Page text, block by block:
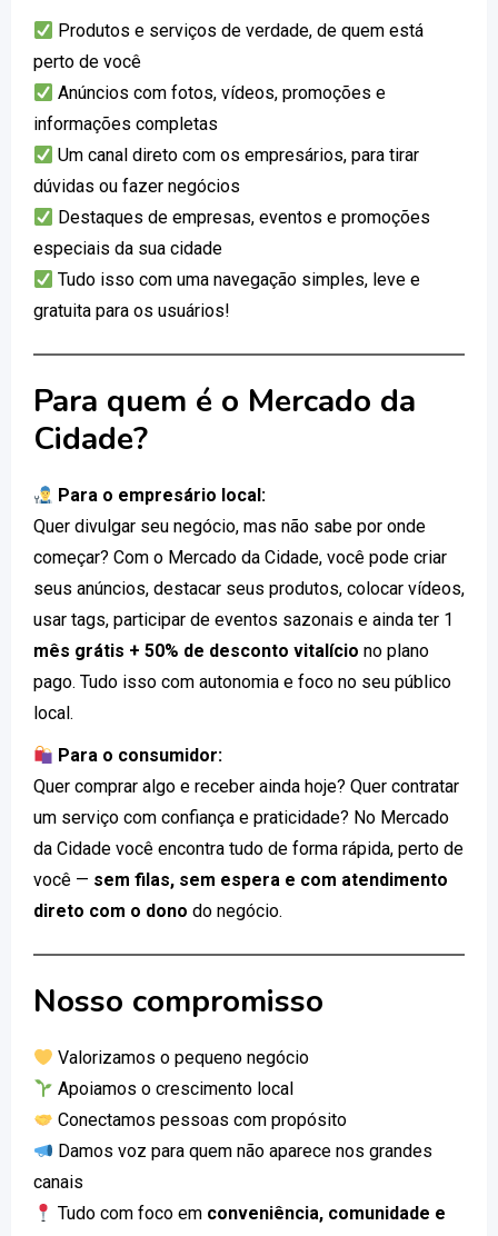
Produtos e serviços de verdade, de quem está
perto de você
Anúncios com fotos, vídeos, promoções e
informações completas
Um canal direto com os empresários, para tirar
dúvidas ou fazer negócios
Destaques de empresas, eventos e promoções
especiais da sua cidade
Tudo isso com uma navegação simples, leve e
gratuita para os usuários!
Para quem é o Mercado da
Cidade?
Para o empresário local:
Quer divulgar seu negócio, mas não sabe por onde
começar? Com o Mercado da Cidade, você pode criar
seus anúncios, destacar seus produtos, colocar vídeos,
usar tags, participar de eventos sazonais e ainda ter 1
mês grátis + 50% de desconto vitalício no plano
pago. Tudo isso com autonomia e foco no seu público
local.
Para o consumidor:
Quer comprar algo e receber ainda hoje? Quer contratar
um serviço com confiança e praticidade? No Mercado
da Cidade você encontra tudo de forma rápida, perto de
você — sem filas, sem espera e com atendimento
direto com o dono do negócio.
Nosso compromisso
Valorizamos o pequeno negócio
Apoiamos o crescimento local
Conectamos pessoas com propósito
Damos voz para quem não aparece nos grandes
canais
Tudo com foco em conveniência, comunidade e